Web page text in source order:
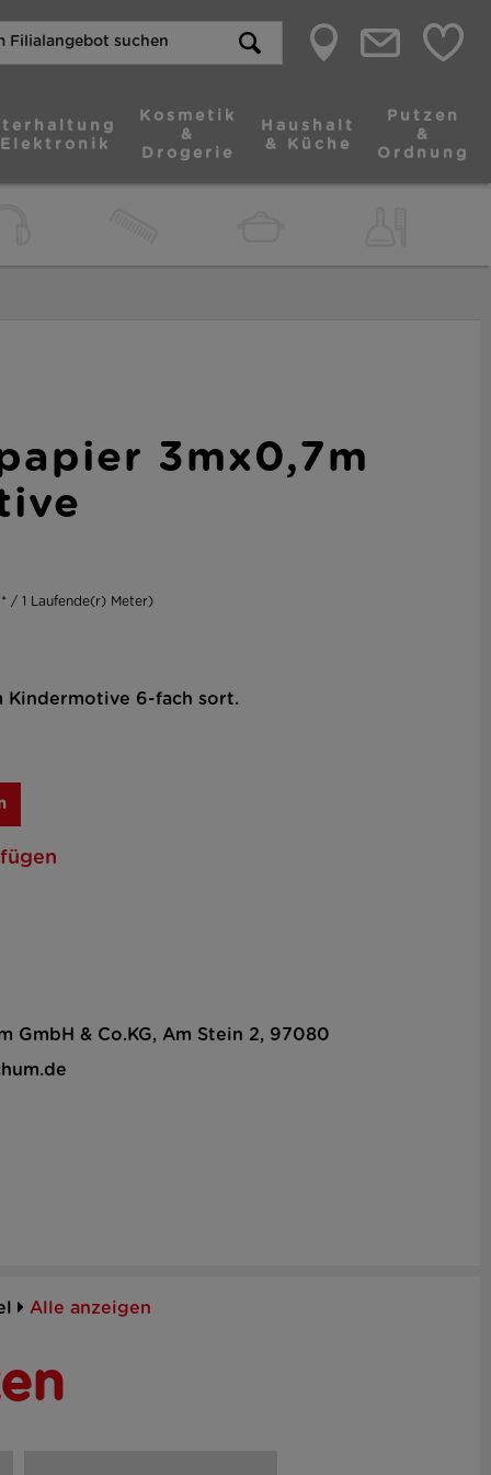
Kosmetik
&
Drogerie
Haushalt
& Küche
Putzen
&
Ordnung
3mx0,7m
/ 1 Laufende(r) Meter)
Kindermotive 6-fach sort.
GmbH & Co.KG, Am Stein 2, 97080
Alle anzeigen